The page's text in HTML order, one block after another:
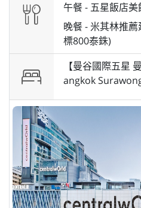
午餐 -五星飯店美
晚餐 - 米其林推
標800泰銖)
【曼谷國際五星
angkok